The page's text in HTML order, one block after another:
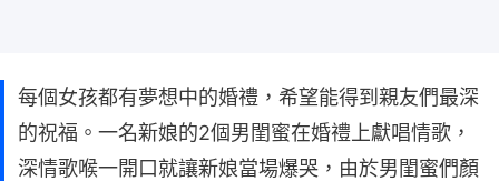
每個女孩都有夢想中的婚禮，希望能得到親友們最深
的祝福。一名新娘的2個男閨蜜在婚禮上獻唱情歌，
深情歌喉一開口就讓新娘當場爆哭，由於男閨蜜們顏